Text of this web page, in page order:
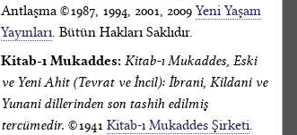
Antlaşma ©1987, 1994, 2001, 2009 Yeni Yaşam
Yayınları. Bütün Hakları Saklıdır.
Kitab-ı Mukaddes: Kitab-ı Mukaddes, Eski
ve Yeni Ahit (Tevrat ve İncil): İbrani, Kildani ve
Yunani dillerinden son tashih edilmiş
tercümedir. ©1941 Kitab-ı Mukaddes Şirketi.